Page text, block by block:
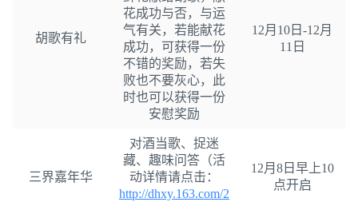
胡歌有礼
花成功与否，与运
气有关，若能献花
成功，可获得一份
不错的奖励，若失
败也不要灰心，此
时也可以获得一份
安慰奖励
12月10日-12月
11日
三界嘉年华
对酒当歌、捉迷
藏、趣味问答（活
动详情请点击：
http://dhxy.163.com/2
12月8日早上10
点开启